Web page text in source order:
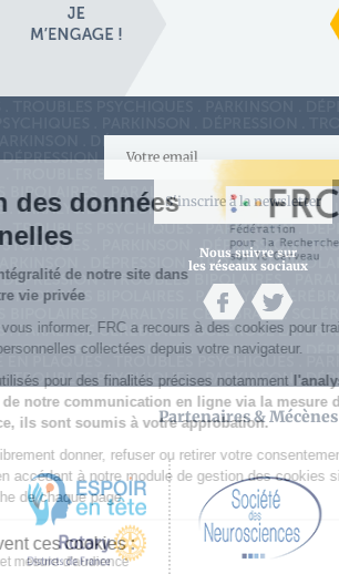
S'inscrire à la newsletter
Nous suivre sur
les réseaux sociaux
Partenaires & Mécènes